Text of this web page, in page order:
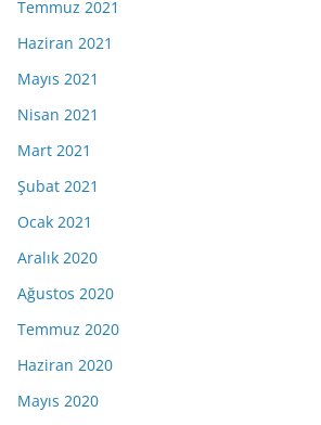
Temmuz 2021
Haziran 2021
Mayıs 2021
Nisan 2021
Mart 2021
Şubat 2021
Ocak 2021
Aralık 2020
Ağustos 2020
Temmuz 2020
Haziran 2020
Mayıs 2020